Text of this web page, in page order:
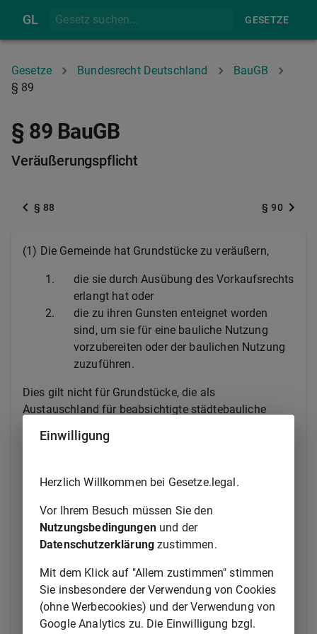
GL GESETZE
Gesetze Bundesrecht Deutschland
BauGB
§ 89
§ 89 BauGB
Veräußerungspflicht
§ 88 § 90
(1) Die Gemeinde hat Grundstücke zu veräußern,
1.
die sie durch Ausübung des Vorkaufsrechts
erlangt hat oder
2.
die zu ihren Gunsten enteignet worden
sind, um sie für eine bauliche Nutzung
vorzubereiten oder der baulichen Nutzung
zuzuführen.
Dies gilt nicht für Grundstücke, die als
Austauschland für beabsichtigte städtebauliche
sonstige öffentliche Zwecke benötigt werden. Die
Grundstück entsprechendes Ersatzland hergegeben
wurde oder wenn grundstücksgleiche Rechte, Rechte
nach dem Wohnungseigentumsgesetz oder sonstige
dingliche Rechte an einem Grundstück begründet
(2) Die Gemeinde soll ein Grundstück veräußern,
sobald der mit dem Erwerb verfolgte Zweck
verwirklicht werden kann oder entfallen ist.
Einwilligung
Herzlich Willkommen bei Gesetze.legal.
Vor Ihrem Besuch müssen Sie den
Nutzungsbedingungenund der
Datenschutzerklärung zustimmen.
Mit dem Klick auf "Allem zustimmen" stimmen
Sie insbesondere der Verwendung von Cookies
(ohne Werbecookies) und der Verwendung von
Google Analytics zu. Die Einwilligung bzgl.